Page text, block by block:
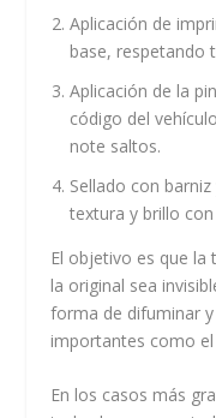
Aplicación de
base, respetando
Aplicación de la
código del
note saltos.
Sellado con
textura y brillo
El objetivo es que la
la original sea
forma de difuminar
importantes como
En los casos más